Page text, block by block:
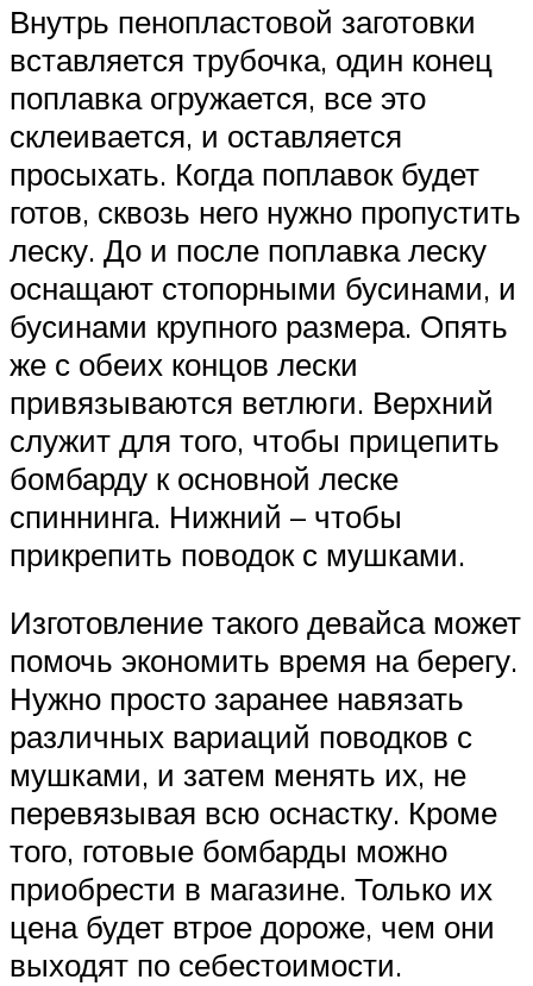
Внутрь пенопластовой заготовки
вставляется трубочка, один конец
поплавка огружается, все это
склеивается, и оставляется
просыхать. Когда поплавок будет
готов, сквозь него нужно пропустить
леску. До и после поплавка леску
оснащают стопорными бусинами, и
бусинами крупного размера. Опять
же с обеих концов лески
привязываются ветлюги. Верхний
служит для того, чтобы прицепить
бомбарду к основной леске
спиннинга. Нижний – чтобы
прикрепить поводок с мушками.
Изготовление такого девайса может
помочь экономить время на берегу.
Нужно просто заранее навязать
различных вариаций поводков с
мушками, и затем менять их, не
перевязывая всю оснастку. Кроме
того, готовые бомбарды можно
приобрести в магазине. Только их
цена будет втрое дороже, чем они
выходят по себестоимости.